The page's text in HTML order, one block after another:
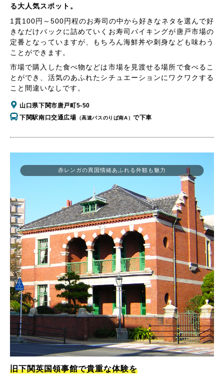
る大人気スポット。
1貫100円～500円程のお寿司の中から好きなネタを選んで好
きなだけパックに詰めていくお寿司バイキングが唐戸市場の
定番となっていますが、もちろん海鮮丼や刺身なども味わう
ことができます。
市場で購入した食べ物などは市場を見渡せる場所で食べるこ
とができ、活気のあふれたシチュエーションにワクワクする
こと間違いなしです。
山口県下関市唐戸町5-50
下関駅南口交通広場 （高速バスのりば南A）で下車
旧下関英国領事館で貴重な体験を
赤レンガの異国情緒あふれる外観も魅力